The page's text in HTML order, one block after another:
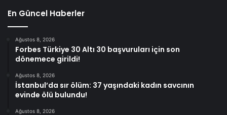
En Güncel Haberler
Ağustos 8, 2026
Forbes Türkiye 30 Altı 30 başvuruları için son
dönemece girildi!
Ağustos 8, 2026
İstanbul’da sır ölüm: 37 yaşındaki kadın savcının
evinde ölü bulundu!
Ağustos 8, 2026